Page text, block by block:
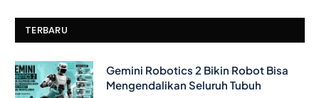
TERBARU
Gemini Robotics 2 Bikin Robot Bisa
Mengendalikan Seluruh Tubuh